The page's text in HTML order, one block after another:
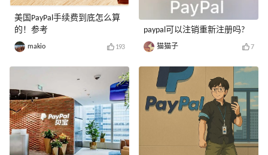
美国PayPal手续费到底怎么算
的！参考
makio 193
paypal可以注销重新注册吗?
猫猫子 7